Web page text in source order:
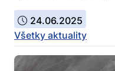
24.06.2025
Všetky aktuality